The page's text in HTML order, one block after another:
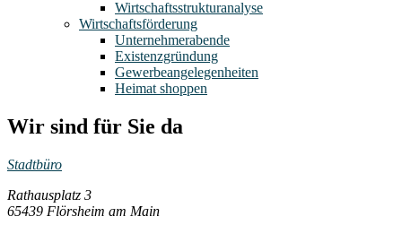
Wirtschaftsstrukturanalyse
Wirtschaftsförderung
Unternehmerabende
Existenzgründung
Gewerbeangelegenheiten
Heimat shoppen
Wir sind für Sie da
Stadtbüro
Rathausplatz 3
65439 Flörsheim am Main